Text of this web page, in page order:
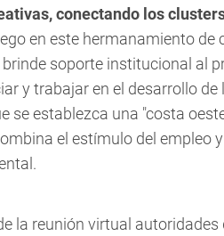
conectando los
en este hermanamiento de
soporte institucional al
y trabajar en el desarrollo
se establezca una "costa
el estímulo del empleo
la reunión virtual